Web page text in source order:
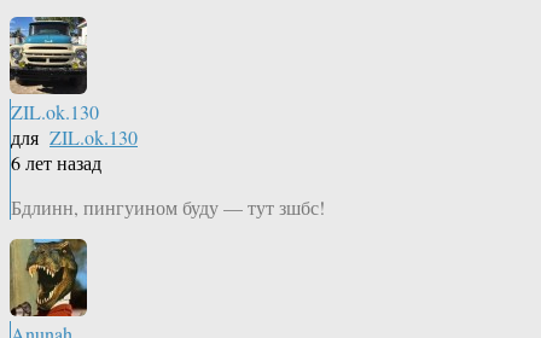
ZIL.ok.130
для ZIL.ok.130
6 лет назад
Бдлинн, пингуином буду — тут зшбс!